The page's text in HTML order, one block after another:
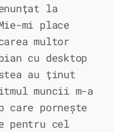
la
mi place
multor
cu desktop
au ținut
muncii m-a
pornește
pentru cel